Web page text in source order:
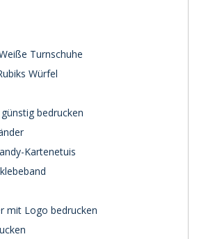
Turnschuhe
Würfel
bedrucken
Kartenetuis
mit Logo bedrucken